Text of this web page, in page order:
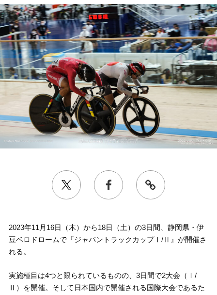
2023年11月16日（木）から18日（土）の3日間、静岡県・伊
豆ベロドロームで『ジャパントラックカップⅠ/Ⅱ』が開催さ
れる。
実施種目は4つと限られているものの、3日間で2大会（Ⅰ/
Ⅱ）を開催。そして日本国内で開催される国際大会であるた